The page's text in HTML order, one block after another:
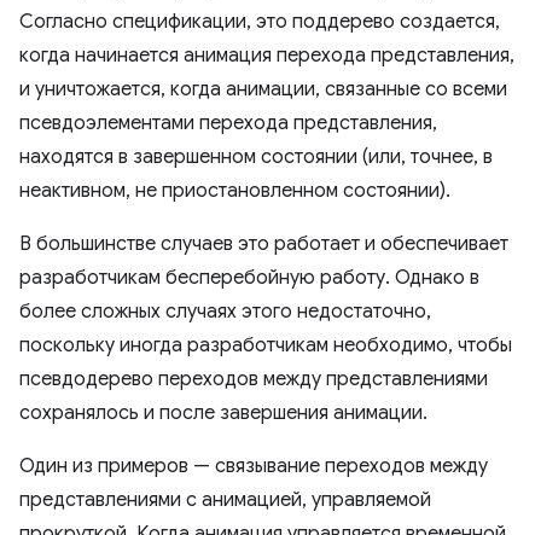
Согласно спецификации, это поддерево создается,
когда начинается анимация перехода представления,
и уничтожается, когда анимации, связанные со всеми
псевдоэлементами перехода представления,
находятся в завершенном состоянии (или, точнее, в
неактивном, не приостановленном состоянии).
В большинстве случаев это работает и обеспечивает
разработчикам бесперебойную работу. Однако в
более сложных случаях этого недостаточно,
поскольку иногда разработчикам необходимо, чтобы
псевдодерево переходов между представлениями
сохранялось и после завершения анимации.
Один из примеров — связывание переходов между
представлениями с анимацией, управляемой